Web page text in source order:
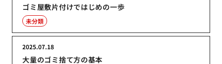
ゴミ屋敷片付けではじめの一歩
未分類
大量のゴミ捨て方の基本
2025.07.18